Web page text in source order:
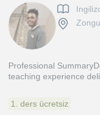
Professional
teaching experience
1. ders ücretsiz